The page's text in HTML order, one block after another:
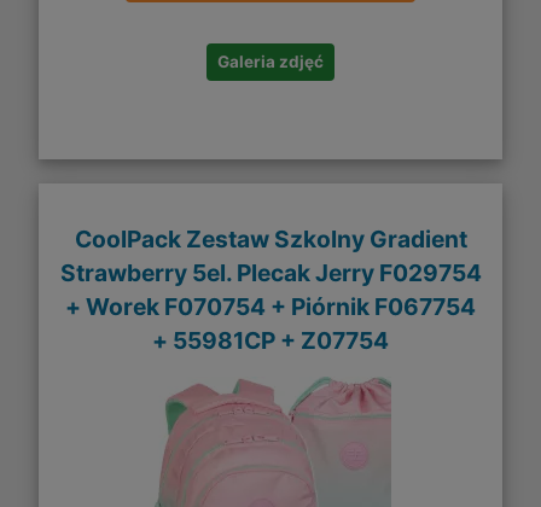
Galeria zdjęć
CoolPack Zestaw Szkolny Gradient
Strawberry 5el. Plecak Jerry F029754
+ Worek F070754 + Piórnik F067754
+ 55981CP + Z07754